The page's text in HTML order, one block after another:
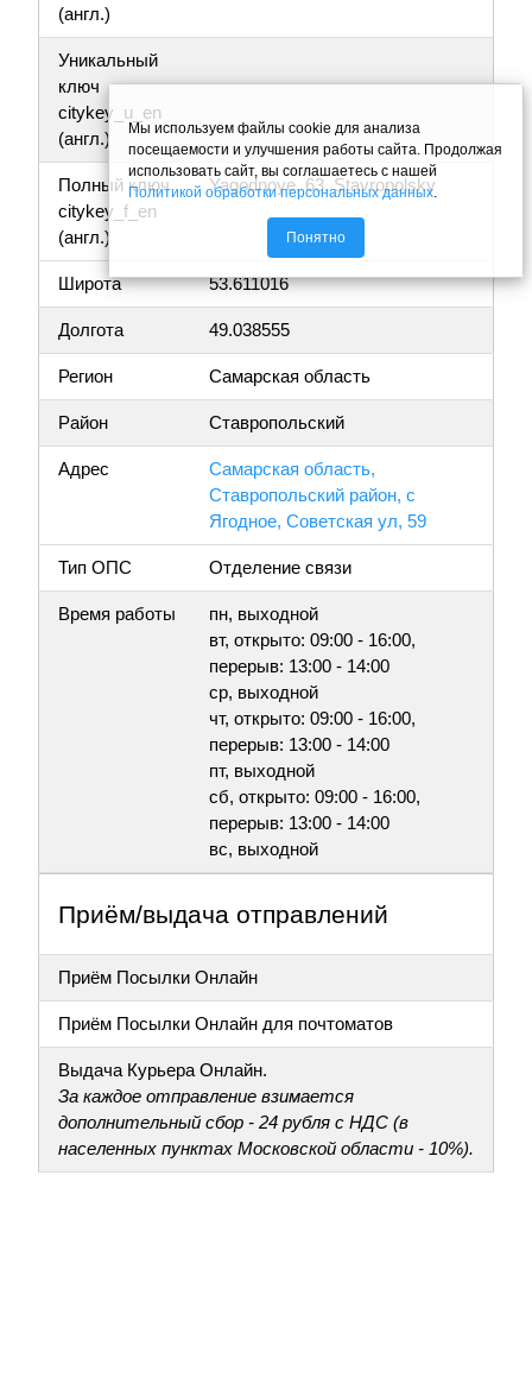
(англ.)
Уникальный
ключ
citykey_u_en
(англ.)
Полный ключ
citykey_f_en
(англ.)
Yagodnoye, 63, Stavropolsky
Широта 53.611016
Долгота 49.038555
Регион Самарская область
Район Ставропольский
Адрес
Самарская область,
Ставропольский район, с
Ягодное, Советская ул, 59
Тип ОПС Отделение связи
Время работы
пн, выходной
вт, открыто: 09:00 - 16:00,
перерыв: 13:00 - 14:00
ср, выходной
чт, открыто: 09:00 - 16:00,
перерыв: 13:00 - 14:00
пт, выходной
сб, открыто: 09:00 - 16:00,
перерыв: 13:00 - 14:00
вс, выходной
Приём/выдача отправлений
Приём Посылки Онлайн
Приём Посылки Онлайн для почтоматов
Выдача Курьера Онлайн.
За каждое отправление взимается
дополнительный сбор - 24 рубля с НДС (в
населенных пунктах Московской области - 10%).
Мы используем файлы cookie для анализа
посещаемости и улучшения работы сайта. Продолжая
использовать сайт, вы соглашаетесь с нашей
Политикой обработки персональных данных.
Понятно